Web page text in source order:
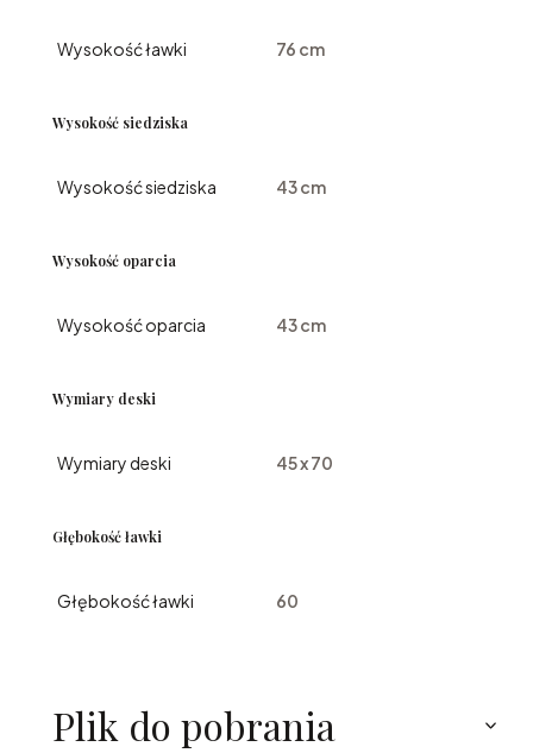
Wysokość ławki 76 cm
Wysokość siedziska
Wysokość siedziska 43 cm
Wysokość oparcia
Wysokość oparcia 43 cm
Wymiary deski
Wymiary deski 45 x 70
Głębokość ławki
Głębokość ławki 60
Plik do pobrania